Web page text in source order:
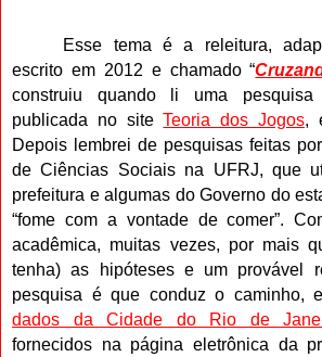
Esse tema é a releitura,
escrito em 2012 e chamado “
construiu quando li uma
publicada no siteTeoria dos Jogos,
Depois lembrei de pesquisas feitas
de Ciências Sociais na UFRJ, que
prefeitura e algumas do Governo do
“fome com a vontade de comer”.
acadêmica, muitas vezes, por mais
tenha) as hipóteses e um provável
pesquisa é que conduz o caminho,
dados da Cidade do Rio de
fornecidos na página eletrônica da